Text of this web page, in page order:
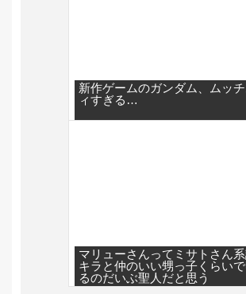
新作ゲームのガンダム、ムッ
ィすぎる…
マリューさんってミサトさん
キラと仲のいい甥っ子くらい
るのだいぶ聖人だと思う